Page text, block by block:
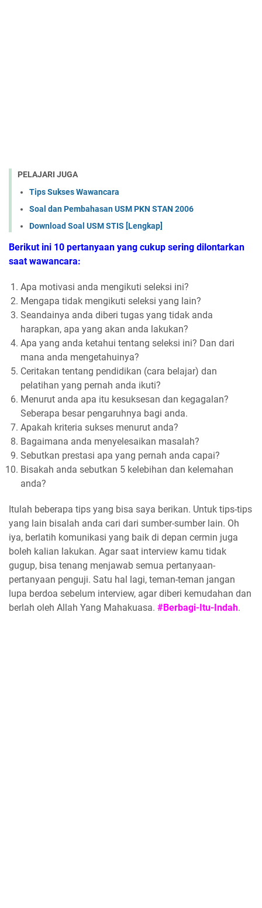
PELAJARI JUGA
Tips Sukses Wawancara
Soal dan Pembahasan USM PKN STAN 2006
Download Soal USM STIS [Lengkap]
Berikut ini 10 pertanyaan yang cukup sering dilontarkan
saat wawancara:
Apa motivasi anda mengikuti seleksi ini?
Mengapa tidak mengikuti seleksi yang lain?
Seandainya anda diberi tugas yang tidak anda
harapkan, apa yang akan anda lakukan?
Apa yang anda ketahui tentang seleksi ini? Dan dari
mana anda mengetahuinya?
Ceritakan tentang pendidikan (cara belajar) dan
pelatihan yang pernah anda ikuti?
Menurut anda apa itu kesuksesan dan kegagalan?
Seberapa besar pengaruhnya bagi anda.
Apakah kriteria sukses menurut anda?
Bagaimana anda menyelesaikan masalah?
Sebutkan prestasi apa yang pernah anda capai?
Bisakah anda sebutkan 5 kelebihan dan kelemahan
anda?
Itulah beberapa tips yang bisa saya berikan. Untuk tips-tips
yang lain bisalah anda cari dari sumber-sumber lain. Oh
iya, berlatih komunikasi yang baik di depan cermin juga
boleh kalian lakukan. Agar saat interview kamu tidak
gugup, bisa tenang menjawab semua pertanyaan-
pertanyaan penguji. Satu hal lagi, teman-teman jangan
lupa berdoa sebelum interview, agar diberi kemudahan dan
berlah oleh Allah Yang Mahakuasa. #Berbagi-Itu-Indah.